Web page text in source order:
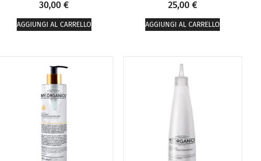
30,00€
AGGIUNGI AL CARRELLO
25,00 €
AGGIUNGI AL CARRELLO